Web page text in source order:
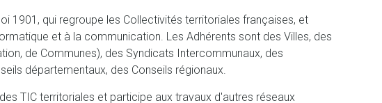
1901, qui regroupe les Collectivités territoriales françaises, et
et à la communication. Les Adhérents sont des Villes, des
de Communes), des Syndicats Intercommunaux, des
départementaux, des Conseils régionaux.
TIC territoriales et participe aux travaux d'autres réseaux